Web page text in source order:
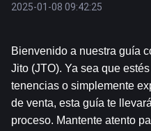
2025-01-08 09:42:25
Bienvenido a nuestra guía
Jito (JTO). Ya sea que
tenencias o simplemente
de venta, esta guía te
proceso. Mantente atento